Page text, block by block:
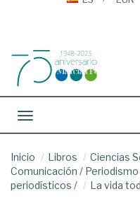
Toggle navigation
Inicio Libros Ciencias
Comunicación / Periodismo
periodísticos / La vida